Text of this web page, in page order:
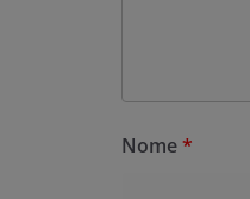
Nome*